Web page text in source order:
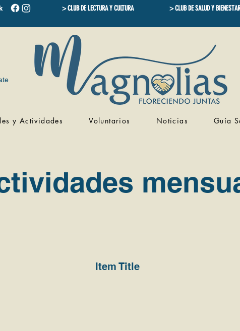
> CLUB DE LECTURA Y CULTURA > CLUB DE SALUD Y BIENESTAR
y Actividades Voluntarios Noticias Guía
Item Title